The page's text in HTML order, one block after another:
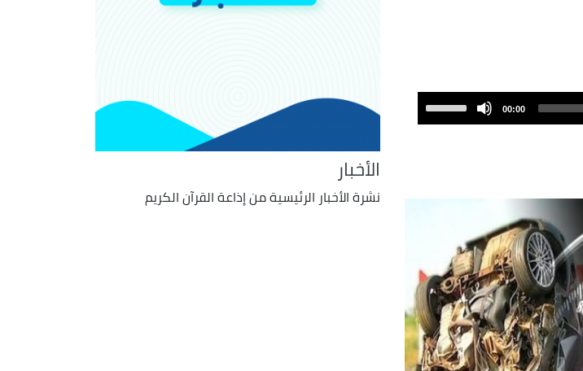
00:00
Up/Down
increase
الأخبار
نشرة الأخبار الرئيسية من إذاعة القرآن الكريم